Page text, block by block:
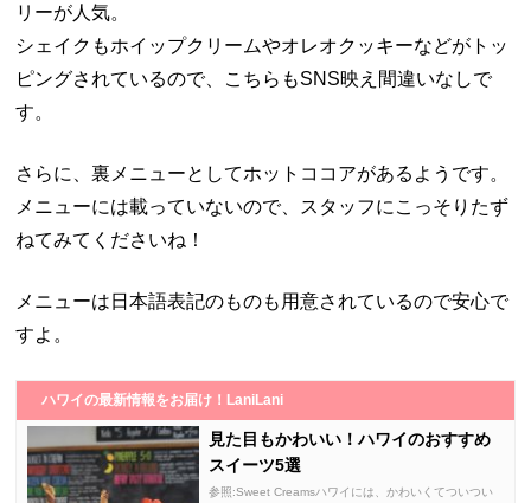
リーが人気。
シェイクもホイップクリームやオレオクッキーなどがトッ
ピングされているので、こちらもSNS映え間違いなしで
す。
さらに、裏メニューとしてホットココアがあるようです。
メニューには載っていないので、スタッフにこっそりたず
ねてみてくださいね！
メニューは日本語表記のものも用意されているので安心で
すよ。
ハワイの最新情報をお届け！LaniLani
見た目もかわいい！ハワイのおすすめ
スイーツ5選
参照:Sweet Creamsハワイには、かわいくてついつい